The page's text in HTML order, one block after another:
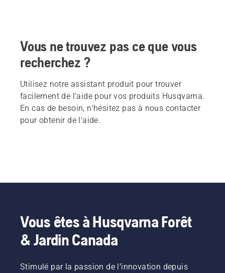
Vous ne trouvez pas ce que vous
recherchez ?
Utilisez notre assistant produit pour trouver
facilement de l'aide pour vos produits Husqvarna.
En cas de besoin, n'hésitez pas à nous contacter
pour obtenir de l'aide.
Vous êtes à Husqvarna Forêt
& Jardin Canada
Stimulé par la passion de l’innovation depuis